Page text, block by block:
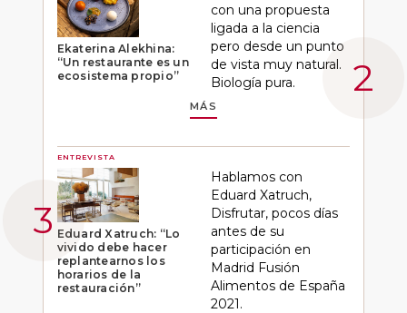
Ekaterina Alekhina:
“Un restaurante es un
ecosistema propio”
con una propuesta
ligada a la ciencia
pero desde un punto
de vista muy natural.
Biología pura.
MÁS
ENTREVISTA
Eduard Xatruch: “Lo
vivido debe hacer
replantearnos los
horarios de la
restauración”
Hablamos con
Eduard Xatruch,
Disfrutar, pocos días
antes de su
participación en
Madrid Fusión
Alimentos de España
2021.